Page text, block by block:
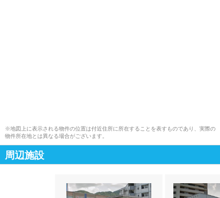
※地図上に表示される物件の位置は付近住所に所在することを表すものであり、実際の
物件所在地とは異なる場合がございます。
周辺施設